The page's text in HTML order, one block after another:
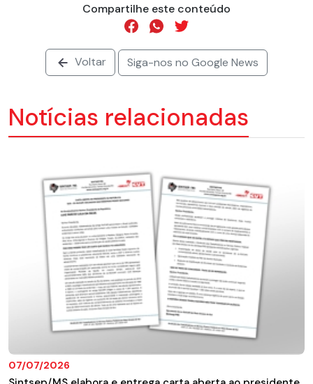
Compartilhe este conteúdo
Voltar Siga-nos no Google News
Notícias relacionadas
07/07/2026